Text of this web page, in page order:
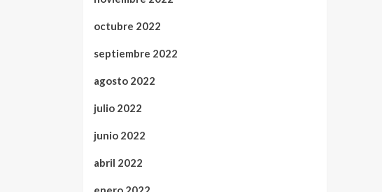
octubre 2022
septiembre 2022
agosto 2022
julio 2022
junio 2022
abril 2022